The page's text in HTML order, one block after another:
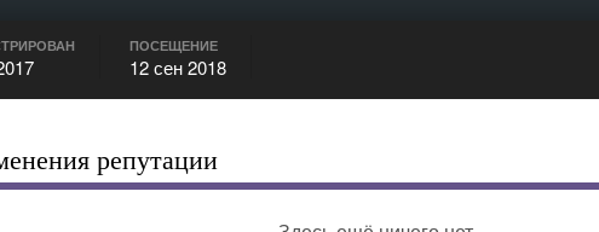
ПОСЕЩЕНИЕ
12 сен 2018
репутации